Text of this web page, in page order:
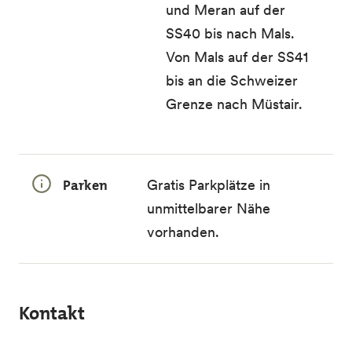
und Meran auf der
SS40 bis nach Mals.
Von Mals auf der SS41
bis an die Schweizer
Grenze nach Müstair.
Parken
Gratis Parkplätze in
unmittelbarer Nähe
vorhanden.
Kontakt